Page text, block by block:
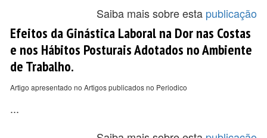
Saiba mais sobre esta publicação
Efeitos da Ginástica Laboral na Dor nas Costas
e nos Hábitos Posturais Adotados no Ambiente
de Trabalho.
Artigo apresentado no Artigos publicados no Periodico
...